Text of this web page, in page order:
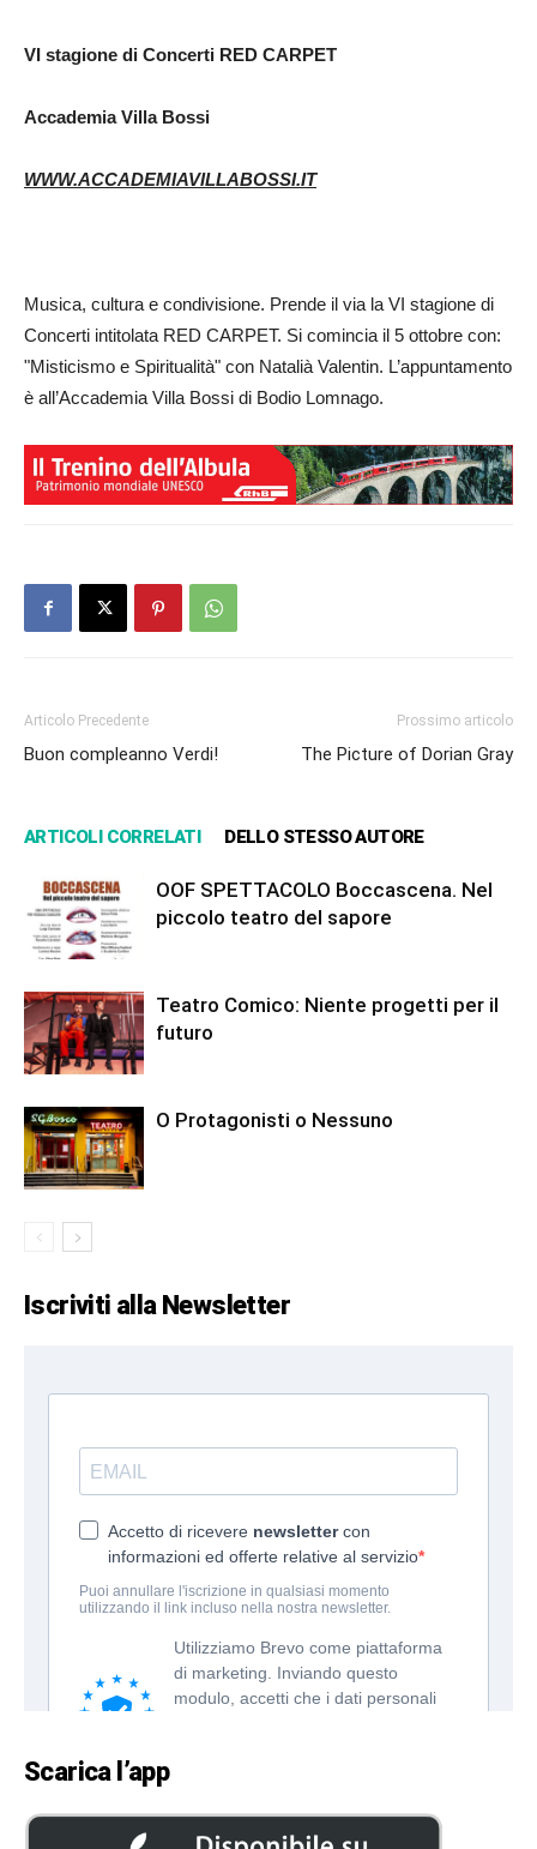
VI stagione di Concerti RED CARPET
Accademia Villa Bossi
WWW.ACCADEMIAVILLABOSSI.IT
Musica, cultura e condivisione. Prende il via la VI stagione di
Concerti intitolata RED CARPET. Si comincia il 5 ottobre con:
"Misticismo e Spiritualità" con Natalià Valentin. L’appuntamento
è all’Accademia Villa Bossi di Bodio Lomnago.
Articolo Precedente
Buon compleanno Verdi!
Prossimo articolo
The Picture of Dorian Gray
ARTICOLI CORRELATI DELLO STESSO AUTORE
OOF SPETTACOLO Boccascena. Nel
piccolo teatro del sapore
Teatro Comico: Niente progetti per il
futuro
O Protagonisti o Nessuno
Iscriviti alla Newsletter
Scarica l’app